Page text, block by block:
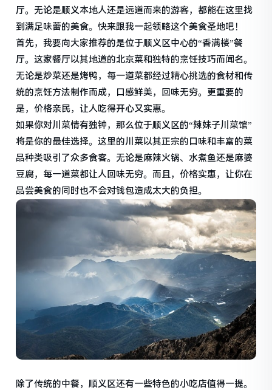
厅。无论是顺义本地人还是远道而来的游客，都能在这里找
到满足味蕾的美食。快来跟我一起领略这个美食圣地吧！
首先，我要向大家推荐的是位于顺义区中心的“香满楼”餐
厅。这家餐厅以其地道的北京菜和独特的烹饪技巧而闻名。
无论是炒菜还是烤鸭，每一道菜都经过精心挑选的食材和传
统的烹饪方法制作而成，口感鲜美，回味无穷。更重要的
是，价格亲民，让人吃得开心又实惠。
如果你对川菜情有独钟，那么位于顺义区的“辣妹子川菜馆”
将是你的最佳选择。这里的川菜以其正宗的口味和丰富的菜
品种类吸引了众多食客。无论是麻辣火锅、水煮鱼还是麻婆
豆腐，每一道菜都让人回味无穷。而且，价格实惠，让你在
品尝美食的同时也不会对钱包造成太大的负担。
除了传统的中餐，顺义区还有一些特色的小吃店值得一提。